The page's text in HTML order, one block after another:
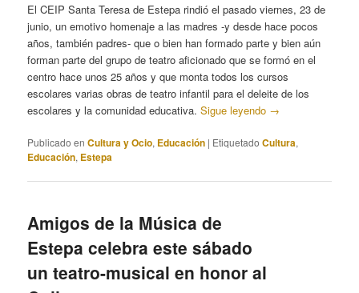
El CEIP Santa Teresa de Estepa rindió el pasado viernes, 23 de
junio, un emotivo homenaje a las madres -y desde hace pocos
años, también padres- que o bien han formado parte y bien aún
forman parte del grupo de teatro aficionado que se formó en el
centro hace unos 25 años y que monta todos los cursos
escolares varias obras de teatro infantil para el deleite de los
escolares y la comunidad educativa.Sigue leyendo →
Publicado en Cultura y Ocio, Educación | Etiquetado Cultura,
Educación, Estepa
Amigos de la Música de
Estepa celebra este sábado
un teatro-musical en honor al